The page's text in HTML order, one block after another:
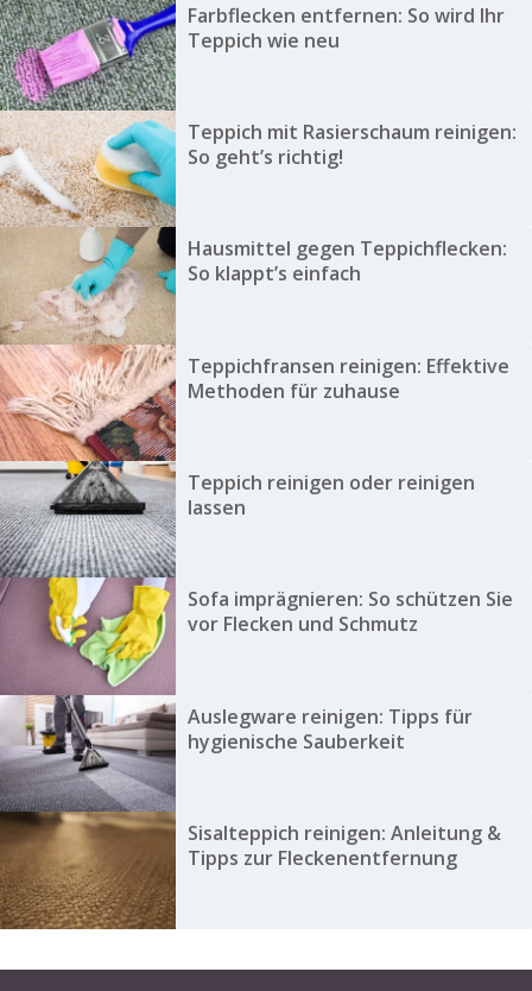
Farbflecken entfernen: So wird Ihr
Teppich wie neu
Teppich mit Rasierschaum reinigen:
So geht’s richtig!
Hausmittel gegen Teppichflecken:
So klappt’s einfach
Teppichfransen reinigen: Effektive
Methoden für zuhause
Teppich reinigen oder reinigen
lassen
Sofa imprägnieren: So schützen Sie
vor Flecken und Schmutz
Auslegware reinigen: Tipps für
hygienische Sauberkeit
Sisalteppich reinigen: Anleitung &
Tipps zur Fleckenentfernung